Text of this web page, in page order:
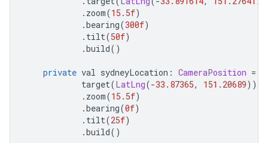
. zoom(15.5f)
.bearing(300f)
. tilt(50f)
.build()
private val sydneyLocation : CameraPosition =
target(LatLng(-33.87365, 151.20689))
. zoom(15.5f)
.bearing(0f)
. tilt(25f)
.build()